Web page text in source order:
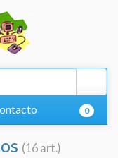
0
(16 art.)